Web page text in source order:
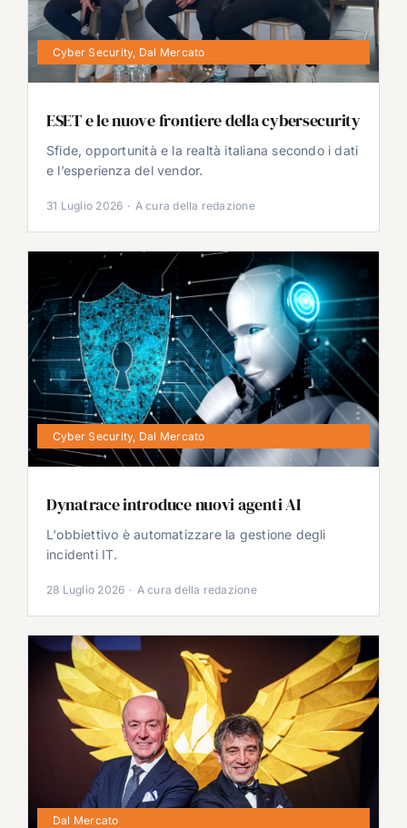
Cyber Security, Dal Mercato
ESET e le nuove frontiere della cybersecurity
Sfide, opportunità e la realtà italiana secondo i dati
e l’esperienza del vendor.
31 Luglio 2026 · A cura della redazione
Cyber Security, Dal Mercato
Dynatrace introduce nuovi agenti AI
L'obbiettivo è automatizzare la gestione degli
incidenti IT.
28 Luglio 2026 · A cura della redazione
Dal Mercato